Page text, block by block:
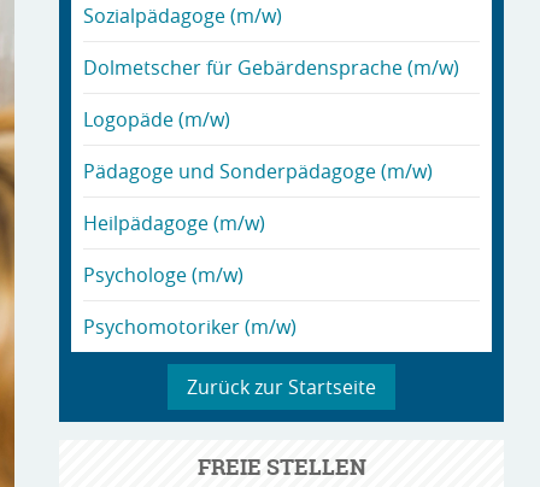
Sozialpädagoge (m/w)
Dolmetscher für Gebärdensprache (m/w)
Logopäde (m/w)
Pädagoge und Sonderpädagoge (m/w)
Heilpädagoge (m/w)
Psychologe (m/w)
Psychomotoriker (m/w)
Zurück zur Startseite
FREIE STELLEN